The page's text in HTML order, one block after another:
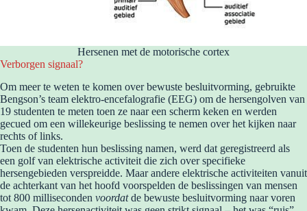
Hersenen met de motorische cortex
Verborgen signaal?
Om meer te weten te komen over bewuste besluitvorming, gebruikte
Bengson’s team elektro-encefalografie (EEG) om de hersengolven van
19 studenten te meten toen ze naar een scherm keken en werden
gecued om een ​​willekeurige beslissing te nemen over het kijken naar
rechts of links.
Toen de studenten hun beslissing namen, werd dat geregistreerd als
een golf van elektrische activiteit die zich over specifieke
hersengebieden verspreidde. Maar andere elektrische activiteiten vanuit
de achterkant van het hoofd voorspelden de beslissingen van mensen
tot 800 milliseconden voordatde bewuste besluitvorming naar voren